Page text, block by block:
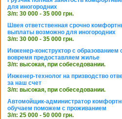
для иногородних
З/п: 30 000 - 35 000 грн.
Швея ответственная срочно
выплаты возможно для иногородних
З/п: 30 000 - 35 000 грн.
Инженер-конструктор с
вовремя предоставляем жилье
З/п: высокая, при собеседовании.
Инженер-технолог на призводство
за наш счет
З/п: высокая, при собеседовании.
Автомойщик-администратор
обучаем поможем с проживанием
З/п: 25 000 - 50 000 грн.